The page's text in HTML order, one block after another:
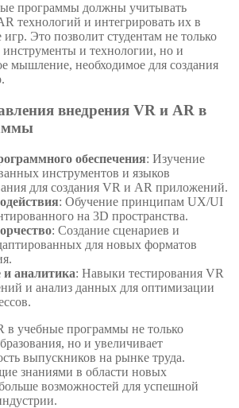
программы должны учитывать
технологий и интегрировать их в
игр. Это позволит студентам не только
инструменты и технологии, но и
мышление, необходимое для создания
внедрения VR и AR в
обеспечения: Изучение
инструментов и языков
для создания VR и AR приложений.
: Обучение принципам UX/UI
на 3D пространства.
: Создание сценариев и
для новых форматов
и аналитика: Навыки тестирования VR
и анализ данных для оптимизации
учебные программы не только
но и увеличивает
выпускников на рынке труда.
знаниями в области новых
возможностей для успешной